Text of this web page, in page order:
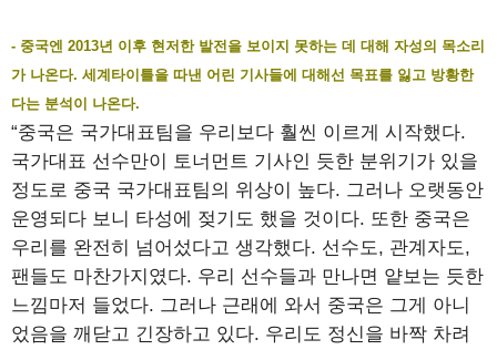
- 중국엔 2013년 이후 현저한 발전을 보이지 못하는 데 대해 자성의 목소리
가 나온다. 세계타이틀을 따낸 어린 기사들에 대해선 목표를 잃고 방황한
다는 분석이 나온다.
“중국은 국가대표팀을 우리보다 훨씬 이르게 시작했다.
국가대표 선수만이 토너먼트 기사인 듯한 분위기가 있을
정도로 중국 국가대표팀의 위상이 높다. 그러나 오랫동안
운영되다 보니 타성에 젖기도 했을 것이다. 또한 중국은
우리를 완전히 넘어섰다고 생각했다. 선수도, 관계자도,
팬들도 마찬가지였다. 우리 선수들과 만나면 얕보는 듯한
느낌마저 들었다. 그러나 근래에 와서 중국은 그게 아니
었음을 깨닫고 긴장하고 있다. 우리도 정신을 바짝 차려